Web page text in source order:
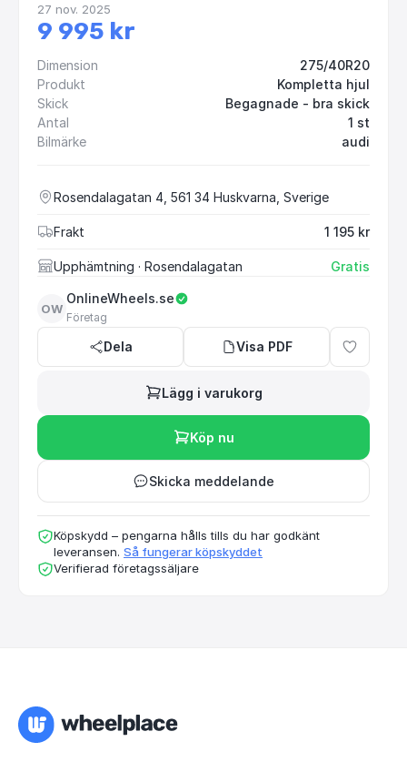
27 nov. 2025
9 995 kr
Dimension
275/40R20
Produkt
Kompletta hjul
Skick
Begagnade - bra skick
Antal
1 st
Bilmärke
audi
Rosendalagatan 4, 561 34 Huskvarna, Sverige
Frakt 1 195 kr
Upphämtning · Rosendalagatan Gratis
OW
OnlineWheels.se
Företag
Dela Visa PDF
Lägg i varukorg
Köp nu
Skicka meddelande
Köpskydd – pengarna hålls tills du har godkänt
leveransen. Så fungerar köpskyddet
Verifierad företagssäljare